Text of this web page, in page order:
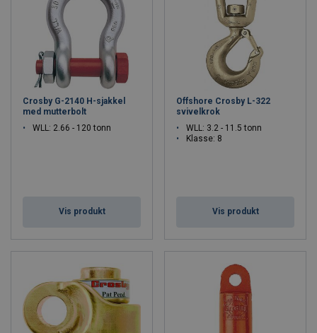
Crosby G-2140 H-sjakkel
med mutterbolt
WLL: 2.66 - 120 tonn
Vis produkt
Offshore Crosby L-322
svivelkrok
WLL: 3.2 - 11.5 tonn
Klasse: 8
Vis produkt